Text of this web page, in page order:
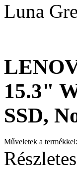
Luna
15.3"
SSD,
Műveletek a termékkel: